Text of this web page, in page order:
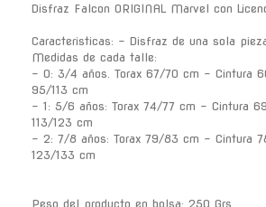
Disfraz Falcon ORIGINAL Marvel con
Caracteristicas: - Disfraz de una sola
Medidas de cada talle:
- 0: 3/4 años. Torax 67/70 cm - Cintura
95/113 cm
- 1: 5/6 años: Torax 74/77 cm - Cintura
113/123 cm
- 2: 7/8 años: Torax 79/83 cm - Cintura
123/133 cm
Peso del producto en bolsa: 250 Grs